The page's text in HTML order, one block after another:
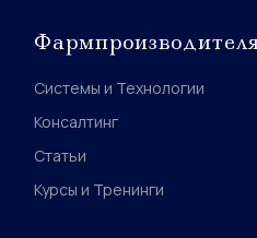
Системы и Технологии
Консалтинг
Статьи
Курсы и Тренинги